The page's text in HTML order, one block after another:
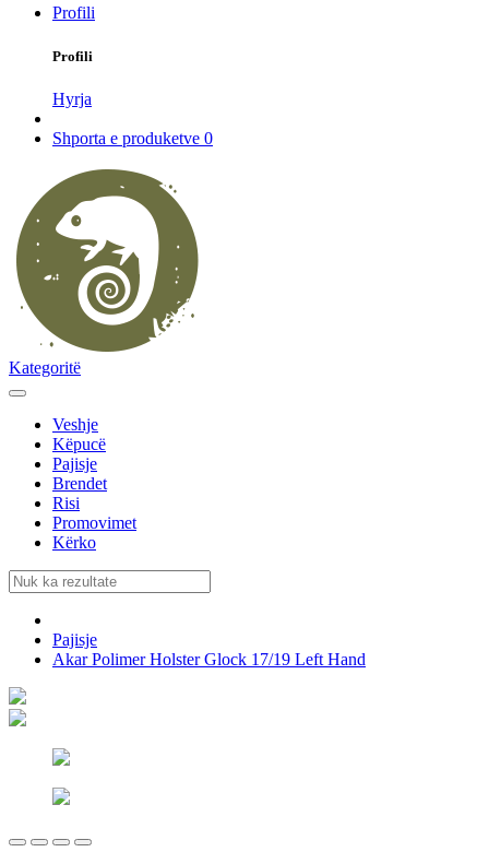
Profili
Profili
Hyrja
Shporta e produketve 0
Kategoritë
Veshje
Këpucë
Pajisje
Brendet
Risi
Promovimet
Kërko
Pajisje
Akar Polimer Holster Glock 17/19 Left Hand